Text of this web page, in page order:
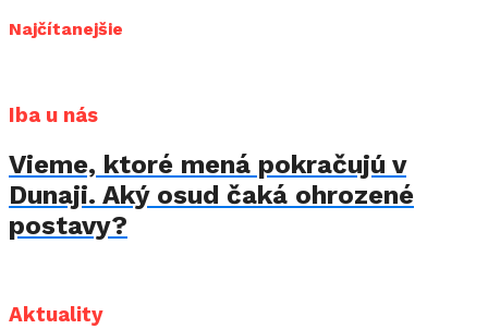
Najčítanejšie
Iba u nás
Vieme, ktoré mená pokračujú v
Dunaji. Aký osud čaká ohrozené
postavy?
Aktuality